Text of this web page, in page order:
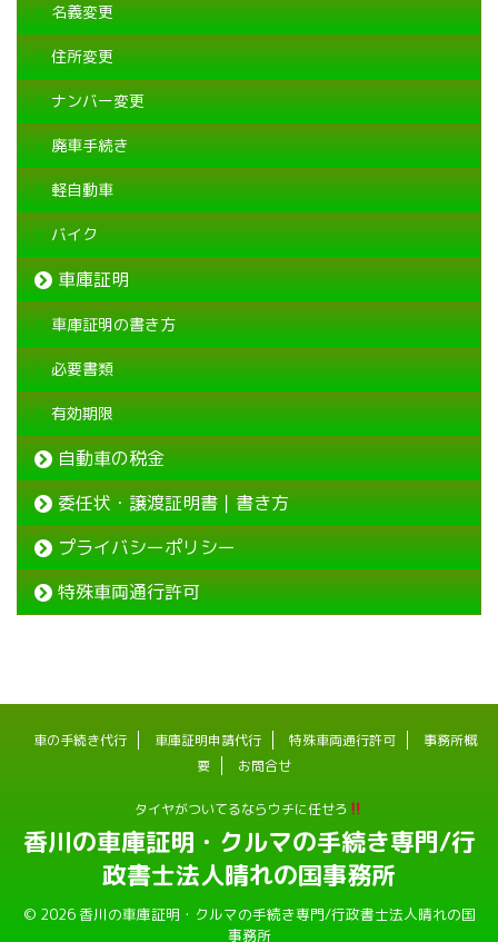
名義変更
住所変更
ナンバー変更
廃車手続き
軽自動車
バイク
車庫証明
車庫証明の書き方
必要書類
有効期限
自動車の税金
委任状・譲渡証明書｜書き方
プライバシーポリシー
特殊車両通行許可
車の手続き代行 車庫証明申請代行 特殊車両通行許可
事務所概
要
お問合せ
タイヤがついてるならウチに任せろ
香川の車庫証明・クルマの手続き専門/行
政書士法人晴れの国事務所
© 2026 香川の車庫証明・クルマの手続き専門/行政書士法人晴れの国
事務所